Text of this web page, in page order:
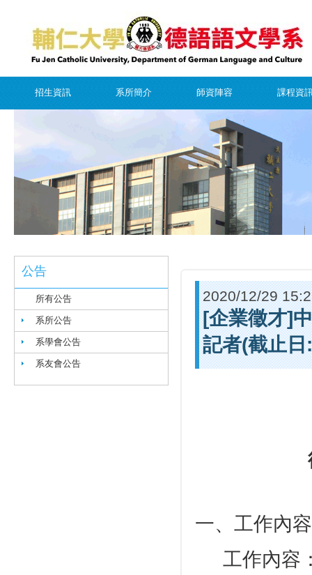
招生資訊 系所簡介 師資陣容 課程資
公告
所有公告
系所公告
系學會公告
系友會公告
2020/12/29
[企業徵才]
記者(截止
一、工作內
工作內容